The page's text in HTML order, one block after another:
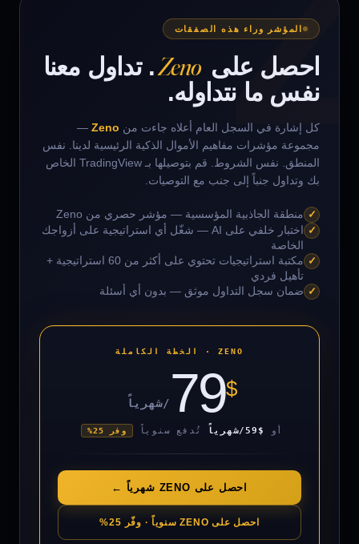
المؤشر وراء هذه الصفقات
احصل على Zeno. تداول معنا
نفس ما نتداوله.
كل إشارة في السجل العام أعلاه جاءت من Zeno
—
مجموعة مؤشرات مفاهيم الأموال الذكية الرئيسية لدينا. نفس
المنطق. نفس الشروط. قم بتوصيلها بـ TradingView الخاص
بك وتداول جنباً إلى جنب مع التوصيات.
✓ منطقة الجاذبية المؤسسية — مؤشر حصري من Zeno
✓
اختبار خلفي على AI — شغّل أي استراتيجية على أزواجك
الخاصة
✓
مكتبة استراتيجيات تحتوي على أكثر من 60 استراتيجية +
تأهيل فردي
✓ ضمان سجل التداول موثق — بدون أي أسئلة
ZENO · الخطة الكاملة
$
79 /شهرياً
أو $59/شهرياً تُدفع سنوياً وفر 25%
احصل على ZENO شهرياً ←
احصل على ZENO سنوياً · وفّر 25%